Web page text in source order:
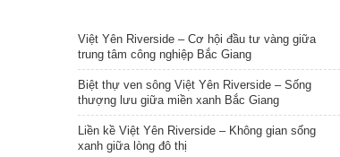
Việt Yên Riverside – Cơ hội đầu tư vàng giữa
trung tâm công nghiệp Bắc Giang
Biệt thự ven sông Việt Yên Riverside – Sống
thượng lưu giữa miền xanh Bắc Giang
Liền kề Việt Yên Riverside – Không gian sống
xanh giữa lòng đô thị